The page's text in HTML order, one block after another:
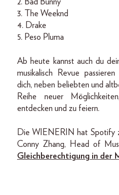
2. Bad Bunny
3. The Weeknd
4. Drake
5. Peso Pluma
Ab heute kannst auch du
musikalisch Revue
dich, neben beliebten und
Reihe neuer
entdecken und zu feiern.
Die WIENERIN hat Spotify
Conny Zhang, Head of
Gleichberechtigung in der